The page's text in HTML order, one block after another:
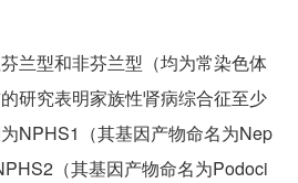
兰型和非芬兰型（均为常染色体
研究表明家族性肾病综合征至少
NPHS1（其基因产物命名为Nep
（其基因产物命名为Podoci